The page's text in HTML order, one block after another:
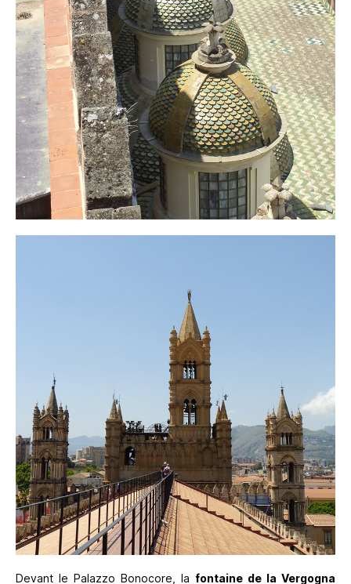
Devant le Palazzo Bonocore, la fontaine de la Vergogna